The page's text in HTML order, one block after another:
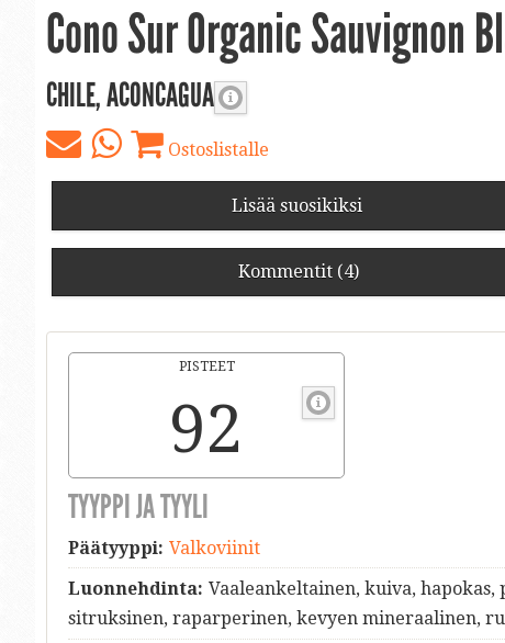
Cono Sur Organic Sauvignon
CHILE, ACONCAGUA
Ostoslistalle
Lisää suosikiksi
Kommentit (4)
PISTEET
92
TYYPPI JA TYYLI
Päätyyppi: Valkoviinit
Luonnehdinta: Vaaleankeltainen, kuiva,
sitruksinen, raparperinen, kevyen mineraalinen,